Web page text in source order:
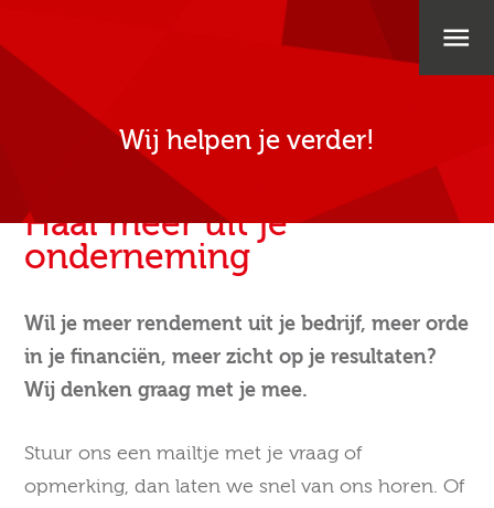
Wij helpen je verder!
Haal meer uit je
onderneming
Wil je meer rendement uit je bedrijf, meer orde
in je financiën, meer zicht op je resultaten?
Wij denken graag met je mee.
Stuur ons een mailtje met je vraag of
opmerking, dan laten we snel van ons horen. Of